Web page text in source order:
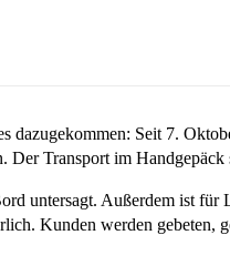
Seit 7.
Der Transport im
untersagt. Außerdem ist
Kunden werden gebeten,